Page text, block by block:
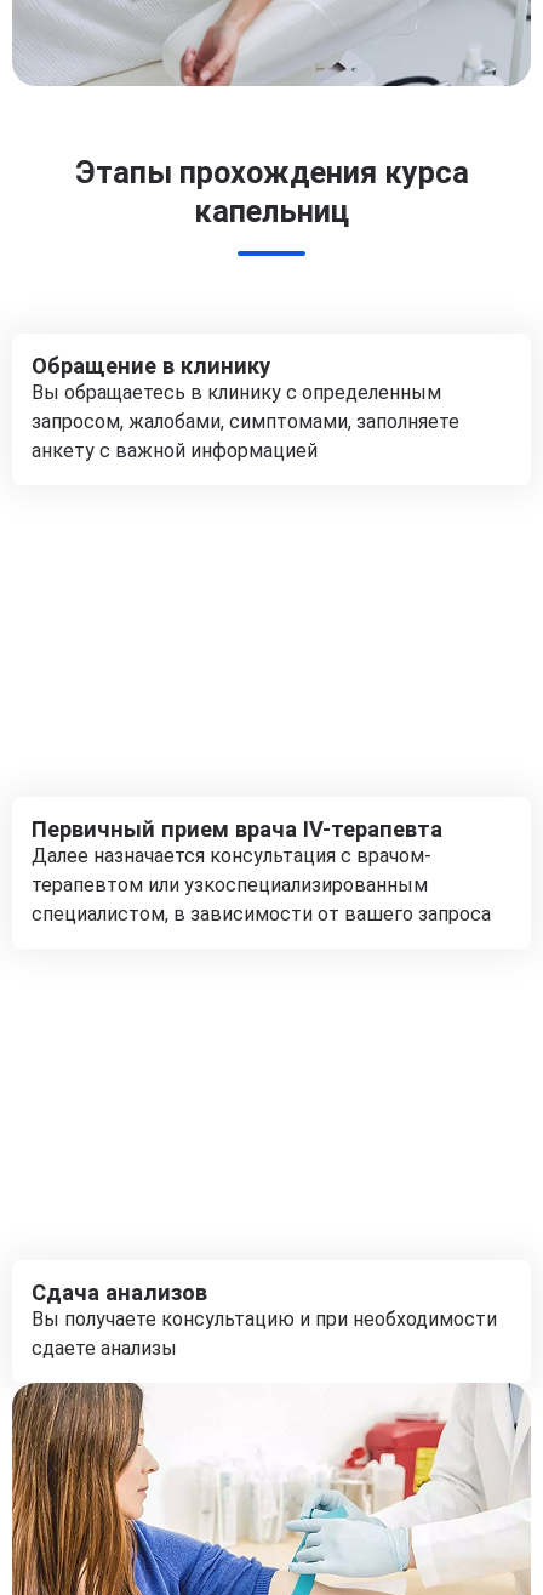
Этапы прохождения курса
капельниц
Обращение в клинику
Вы обращаетесь в клинику с определенным
запросом, жалобами, симптомами, заполняете
анкету с важной информацией
Первичный прием врача IV-терапевта
Далее назначается консультация с врачом-
терапевтом или узкоспециализированным
специалистом, в зависимости от вашего запроса
Сдача анализов
Вы получаете консультацию и при необходимости
сдаете анализы